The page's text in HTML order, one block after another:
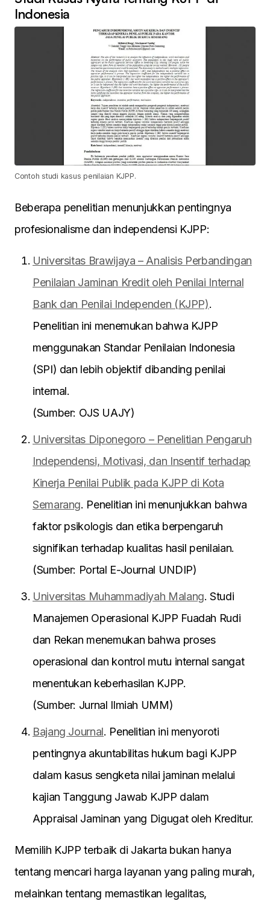
Indonesia
Contoh studi kasus penilaian KJPP.
Beberapa penelitian menunjukkan pentingnya
profesionalisme dan independensi KJPP:
Universitas Brawijaya – Analisis Perbandingan
Penilaian Jaminan Kredit oleh Penilai Internal
Bank dan Penilai Independen (KJPP).
Penelitian ini menemukan bahwa KJPP
menggunakan Standar Penilaian Indonesia
(SPI) dan lebih objektif dibanding penilai
internal.
(Sumber: OJS UAJY)
Universitas Diponegoro – Penelitian Pengaruh
Independensi, Motivasi, dan Insentif terhadap
Kinerja Penilai Publik pada KJPP di Kota
Semarang. Penelitian ini menunjukkan bahwa
faktor psikologis dan etika berpengaruh
signifikan terhadap kualitas hasil penilaian.
(Sumber: Portal E-Journal UNDIP)
Universitas Muhammadiyah Malang. Studi
Manajemen Operasional KJPP Fuadah Rudi
dan Rekan menemukan bahwa proses
operasional dan kontrol mutu internal sangat
menentukan keberhasilan KJPP.
(Sumber: Jurnal Ilmiah UMM)
Bajang Journal. Penelitian ini menyoroti
pentingnya akuntabilitas hukum bagi KJPP
dalam kasus sengketa nilai jaminan melalui
kajian Tanggung Jawab KJPP dalam
Appraisal Jaminan yang Digugat oleh Kreditur.
Memilih KJPP terbaik di Jakarta bukan hanya
tentang mencari harga layanan yang paling murah,
melainkan tentang memastikan legalitas,